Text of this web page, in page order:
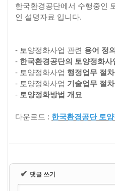
한국환경공단에서 수행중인
인 설명자료 입니다.
- 토양정화사업 관련 용어 정의
- 한국환경공단의 토양정화사
- 토양정화사업 행정업무 절차
- 토양정화사업 기술업무 절차
- 토양정화방법 개요
다운로드 : 한국환경공단 토
✔ 댓글 쓰기